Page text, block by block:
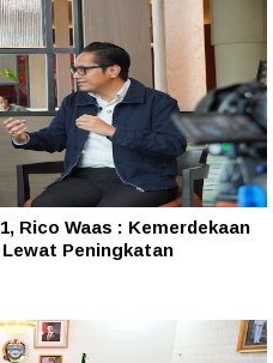
Rico Waas : Kemerdekaan
Peningkatan